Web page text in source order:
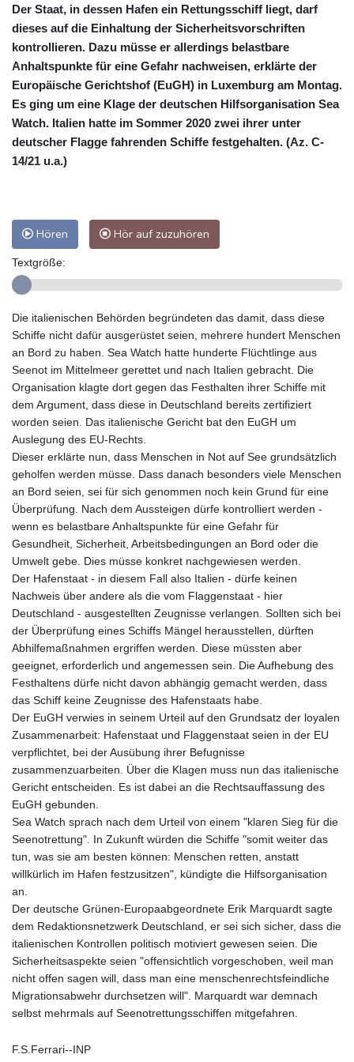
Der Staat, in dessen Hafen ein Rettungsschiff liegt, darf
dieses auf die Einhaltung der Sicherheitsvorschriften
kontrollieren. Dazu müsse er allerdings belastbare
Anhaltspunkte für eine Gefahr nachweisen, erklärte der
Europäische Gerichtshof (EuGH) in Luxemburg am Montag.
Es ging um eine Klage der deutschen Hilfsorganisation Sea
Watch. Italien hatte im Sommer 2020 zwei ihrer unter
deutscher Flagge fahrenden Schiffe festgehalten. (Az. C-
14/21 u.a.)
Hören Hör auf zuzuhören
Textgröße:
Die italienischen Behörden begründeten das damit, dass diese
Schiffe nicht dafür ausgerüstet seien, mehrere hundert Menschen
an Bord zu haben. Sea Watch hatte hunderte Flüchtlinge aus
Seenot im Mittelmeer gerettet und nach Italien gebracht. Die
Organisation klagte dort gegen das Festhalten ihrer Schiffe mit
dem Argument, dass diese in Deutschland bereits zertifiziert
worden seien. Das italienische Gericht bat den EuGH um
Auslegung des EU-Rechts.
Dieser erklärte nun, dass Menschen in Not auf See grundsätzlich
geholfen werden müsse. Dass danach besonders viele Menschen
an Bord seien, sei für sich genommen noch kein Grund für eine
Überprüfung. Nach dem Aussteigen dürfe kontrolliert werden -
wenn es belastbare Anhaltspunkte für eine Gefahr für
Gesundheit, Sicherheit, Arbeitsbedingungen an Bord oder die
Umwelt gebe. Dies müsse konkret nachgewiesen werden.
Der Hafenstaat - in diesem Fall also Italien - dürfe keinen
Nachweis über andere als die vom Flaggenstaat - hier
Deutschland - ausgestellten Zeugnisse verlangen. Sollten sich bei
der Überprüfung eines Schiffs Mängel herausstellen, dürften
Abhilfemaßnahmen ergriffen werden. Diese müssten aber
geeignet, erforderlich und angemessen sein. Die Aufhebung des
Festhaltens dürfe nicht davon abhängig gemacht werden, dass
das Schiff keine Zeugnisse des Hafenstaats habe.
Der EuGH verwies in seinem Urteil auf den Grundsatz der loyalen
Zusammenarbeit: Hafenstaat und Flaggenstaat seien in der EU
verpflichtet, bei der Ausübung ihrer Befugnisse
zusammenzuarbeiten. Über die Klagen muss nun das italienische
Gericht entscheiden. Es ist dabei an die Rechtsauffassung des
EuGH gebunden.
Sea Watch sprach nach dem Urteil von einem "klaren Sieg für die
Seenotrettung". In Zukunft würden die Schiffe "somit weiter das
tun, was sie am besten können: Menschen retten, anstatt
willkürlich im Hafen festzusitzen", kündigte die Hilfsorganisation
an.
Der deutsche Grünen-Europaabgeordnete Erik Marquardt sagte
dem Redaktionsnetzwerk Deutschland, er sei sich sicher, dass die
italienischen Kontrollen politisch motiviert gewesen seien. Die
Sicherheitsaspekte seien "offensichtlich vorgeschoben, weil man
nicht offen sagen will, dass man eine menschenrechtsfeindliche
Migrationsabwehr durchsetzen will". Marquardt war demnach
selbst mehrmals auf Seenotrettungsschiffen mitgefahren.
F.S.Ferrari--INP